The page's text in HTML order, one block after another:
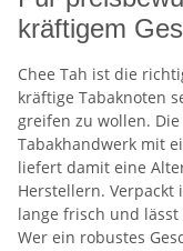
kräftigem
Chee Tah ist die
kräftige Tabaknoten
greifen zu wollen.
Tabakhandwerk mit
liefert damit eine
Herstellern.
lange frisch und
Wer ein robustes